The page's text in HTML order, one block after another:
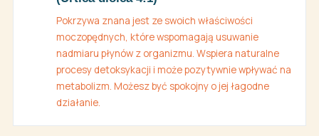
Pokrzywa znana jest ze swoich właściwości
moczopędnych, które wspomagają usuwanie
nadmiaru płynów z organizmu. Wspiera naturalne
procesy detoksykacji i może pozytywnie wpływać na
metabolizm. Możesz być spokojny o jej łagodne
działanie.